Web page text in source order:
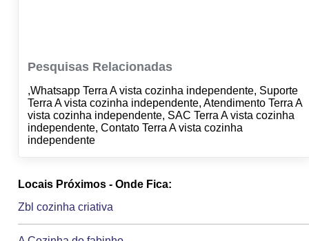
Pesquisas Relacionadas
,Whatsapp Terra A vista cozinha independente, Suporte
Terra A vista cozinha independente, Atendimento Terra A
vista cozinha independente, SAC Terra A vista cozinha
independente, Contato Terra A vista cozinha
independente
Locais Próximos - Onde Fica:
Zbl cozinha criativa